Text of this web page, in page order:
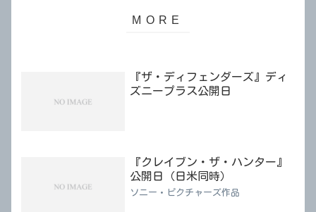
『ザ・ディフェンダーズ』ディ
ズニープラス公開日
『クレイブン・ザ・ハンター』
公開日（日米同時）
ソニー・ピクチャーズ作品